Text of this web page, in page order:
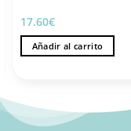
17.60€
Añadir al carrito